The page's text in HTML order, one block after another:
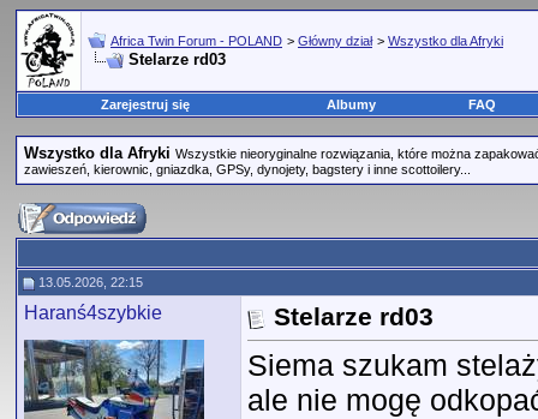
Africa Twin Forum - POLAND > Główny dział > Wszystko dla Afryki
Stelarze rd03
Zarejestruj się Albumy FAQ
Wszystko dla Afryki Wszystkie nieoryginalne rozwiązania, które można
zawieszeń, kierownic, gniazdka, GPSy, dynojety, bagstery i inne scottoilery...
13.05.2026, 22:15
Haranś4szybkie Stelarze rd03
Siema szukam
ale nie mogę